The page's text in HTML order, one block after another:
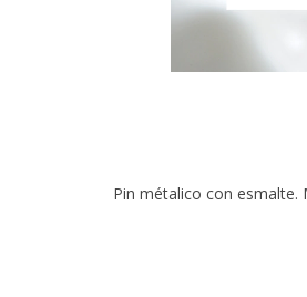
Pin métalico con esmalte.